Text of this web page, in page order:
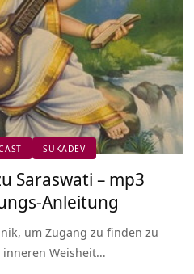
SUKADEV
Saraswati – mp3
Anleitung
um Zugang zu finden zu
Weisheit…